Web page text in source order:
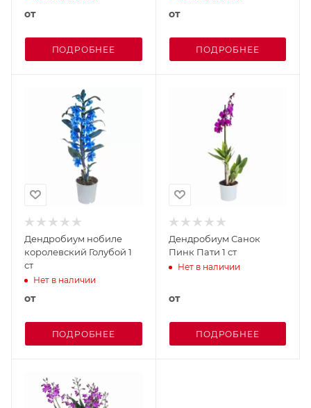
от
ПОДРОБНЕЕ
от
ПОДРОБНЕЕ
Дендробиум нобиле
королевский Голубой 1
ст
Нет в наличии
от
ПОДРОБНЕЕ
Дендробиум Санок
Пинк Пати 1 ст
Нет в наличии
от
ПОДРОБНЕЕ